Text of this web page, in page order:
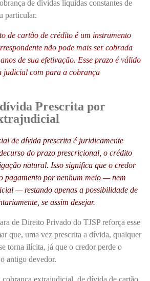
de dívidas líquidas constantes de
particular.
de cartão de crédito é um instrumento
não pode mais ser cobrada
de sua efetivação. Esse prazo é válido
judicial com para a cobrança
Prescrita por
de dívida prescrita é juridicamente
do prazo prescricional, o crédito
natural. Isso significa que o credor
pagamento por nenhum meio — nem
— restando apenas a possibilidade de
se assim desejar.
de Direito Privado do TJSP reforça esse
que, uma vez prescrita a dívida, qualquer
torna ilícita, já que o credor perde o
antigo devedor.
cobrança extrajudicial, de dívida de cartão